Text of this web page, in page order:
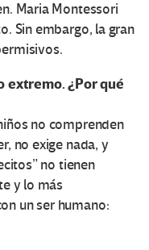
Maria Montessori
Sin embargo, la gran
extremo. ¿Por qué
no comprenden
no exige nada, y
no tienen
y lo más
un ser humano: